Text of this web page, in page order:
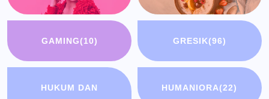
GAMING(10) GRESIK(96)
HUKUM DAN
HUMANIORA(22)